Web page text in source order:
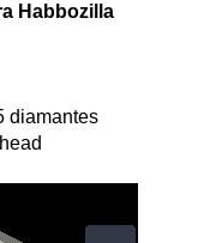
Habbozilla
diamantes